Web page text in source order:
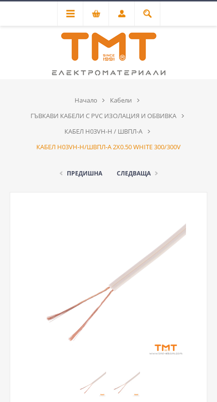
Начало
Кабели
ГЪВКАВИ КАБЕЛИ С PVC ИЗОЛАЦИЯ И ОБВИВКА
КАБЕЛ H03VH-H / ШВПЛ-А
КАБЕЛ H03VH-H/ШВПЛ-А 2Х0.50 WHITE 300/300V
ПРЕДИШНА СЛЕДВАЩА